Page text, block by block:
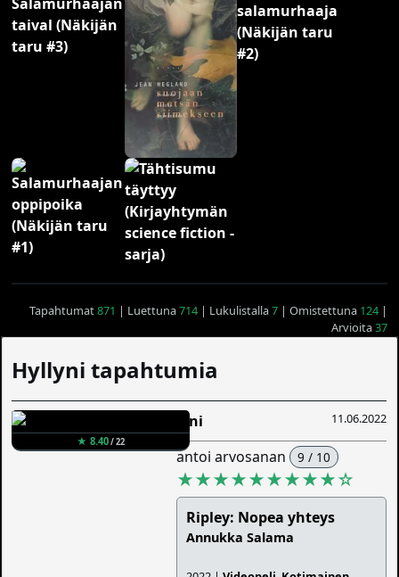
Tapahtumat871 | Luettuna714| Lukulistalla7| Omistettuna 124|
Arvioita37
Hyllyni tapahtumia
★ 8.40/ 22
11.06.2022
Sini
antoi arvosanan 9 / 10
★★★★★★★★★☆
Ripley: Nopea yhteys
Annukka Salama